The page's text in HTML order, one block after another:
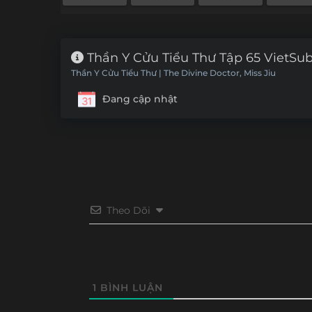
Thần Y Cửu Tiểu Thư Tập 65
Thần Y Cửu Tiểu Thư | The Divine Doctor, Miss Jiu
Đang cập nhật
Theo Dõi
1 BÌNH LUẬN